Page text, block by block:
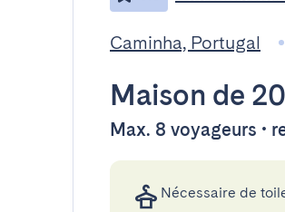
Caminha, Portugal
Maison de
Max. 8 voyageurs •
Nécessaire de